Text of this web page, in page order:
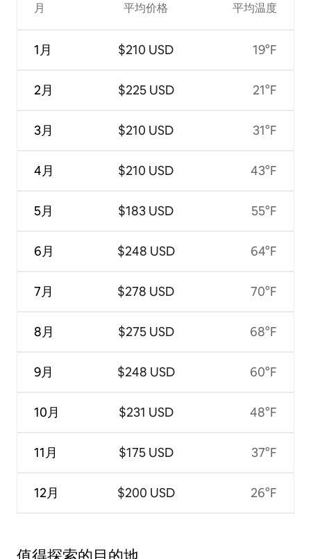
月
1月
2月
3月
4月
5月
6月
7月
8月
9月
10月
11月
12月
平均价格
$210 USD
$225 USD
$210 USD
$210 USD
$183 USD
$248 USD
$278 USD
$275 USD
$248 USD
$231 USD
$175 USD
$200 USD
平均温度
19°F
21°F
31°F
43°F
55°F
64°F
70°F
68°F
60°F
48°F
37°F
26°F